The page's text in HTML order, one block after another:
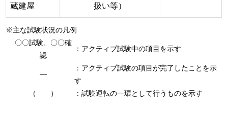
蔵建屋
扱い等）
※主な試験状況の凡例
〇〇試験、〇〇確
認
：アクティブ試験中の項目を示す
―
：アクティブ試験の項目が完了したことを示
す
（ ）
：試験運転の一環として行うものを示す